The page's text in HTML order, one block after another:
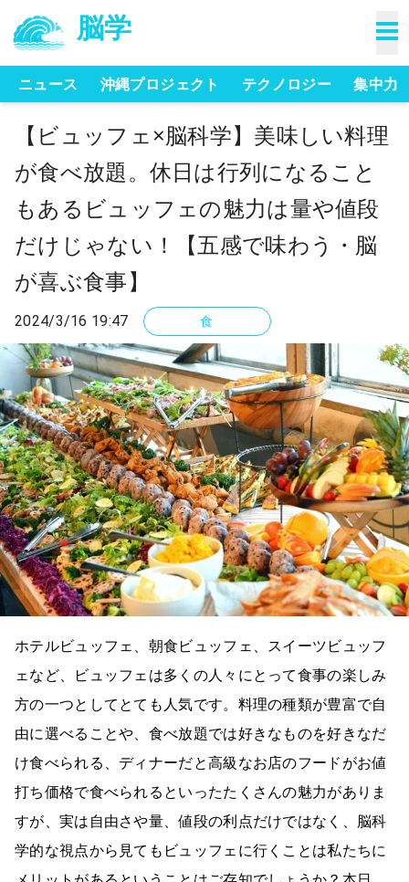
脳学
ニュース 沖縄プロジェクト テクノロジー 集中力
【ビュッフェ×脳科学】美味しい料理
が食べ放題。休日は行列になること
もあるビュッフェの魅力は量や値段
だけじゃない！【五感で味わう・脳
が喜ぶ食事】
2024/3/16 19:47 食
ホテルビュッフェ、朝食ビュッフェ、スイーツビュッフ
ェなど、ビュッフェは多くの人々にとって食事の楽しみ
方の一つとしてとても人気です。料理の種類が豊富で自
由に選べることや、食べ放題では好きなものを好きなだ
け食べられる、ディナーだと高級なお店のフードがお値
打ち価格で食べられるといったたくさんの魅力がありま
すが、実は自由さや量、値段の利点だけではなく、脳科
学的な視点から見てもビュッフェに行くことは私たちに